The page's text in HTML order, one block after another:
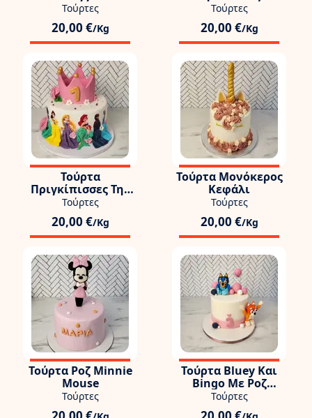
Τούρτες
20,00 €/Kg
Γλειφιτζούρια
Τούρτες
20,00 €/Kg
Τούρτα
Πριγκίπισσες Της
Disney
Τούρτες
20,00 €/Kg
Τούρτα Μονόκερος
Κεφάλι
Τούρτες
20,00 €/Kg
Τούρτα Ροζ Minnie
Mouse
Τούρτες
Τούρτα Bluey Και
Bingo Με Ροζ
Μπαλόνια
Τούρτες